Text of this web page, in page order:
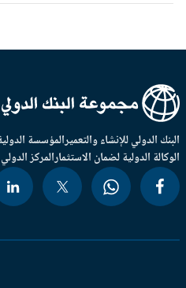
الدولي للإنشاء والتعميرالمؤسسة الدولية
الدولية لضمان الاستثمارالمركز الدولي